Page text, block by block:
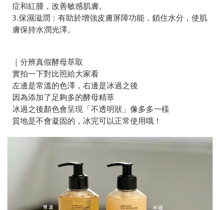
症和紅腫，改善敏感肌膚。
3.保濕滋潤：有助於增強皮膚屏障功能，鎖住水分，使肌
膚保持水潤光澤。
｜分辨真假酵母萃取
實拍一下對比照給大家看
左邊是常溫的色澤，右邊是冰過之後
因為添加了足夠多的酵母精萃
冰過之後顏色會呈現「不透明狀」像多多一樣
質地是不會凝固的，冰完可以正常使用哦！